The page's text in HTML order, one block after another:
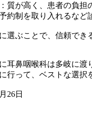
質が高く、患者の負
約制を取り入れるな
選ぶことで、信頼でき
耳鼻咽喉科は多岐に渡
行って、ベストな選択
26日